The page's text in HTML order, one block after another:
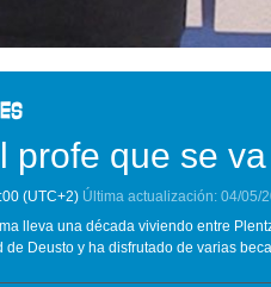
profe que se
(UTC+2) Última actualización: 04/05/
lleva una década viviendo entre
Deusto y ha disfrutado de varias